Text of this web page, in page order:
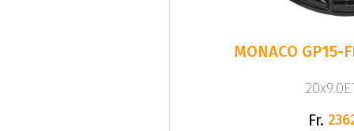
MONACO GP15-
Fr.